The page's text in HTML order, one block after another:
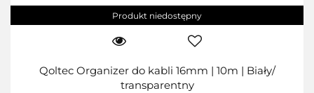
Produkt niedostępny
Qoltec Organizer do kabli 16mm | 10m | Biały/
transparentny